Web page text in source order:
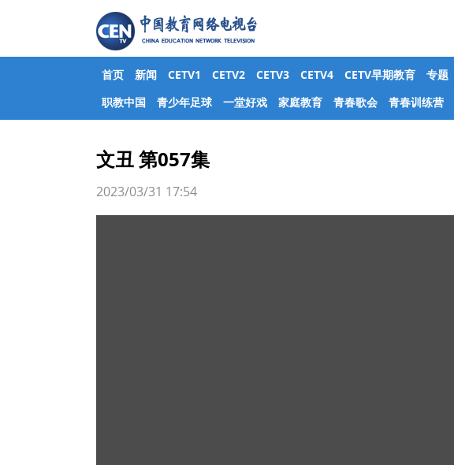
首页 新闻 CETV1 CETV2 CETV3 CETV4 CETV早期教育 专题
职教中国
青少年足球 一堂好戏 家庭教育 青春歌会 青春训练营
文丑 第057集
2023/03/31 17:54